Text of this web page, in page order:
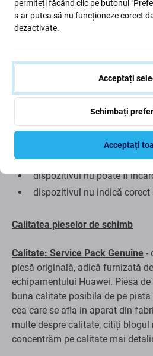
L29 HMA-L09
a umflat sau și-a pierdut
Când trebuie să înlocuiți bateria?
bateria este umflată
dispozitivul se descarcă
dispozitivul se supraîncălzi
dispozitivul nu poate fi
dispozitivul nu indică corect
Calitatea pieselor de schimb
Calitate: Service Pack Genuine -
piesă originală, adică furnizată
echipamentului Huawei. Piesa
buna calitate posibila de pe
cea care se afla in aparat din
multe despre calitate, citiți blogul
concentrăm pe calitate mai
permiteți făcând clic pe butonul
s-ar putea să nu funcționeze corect
dezactivate.
Acceptați
Schimbați
Acceptați